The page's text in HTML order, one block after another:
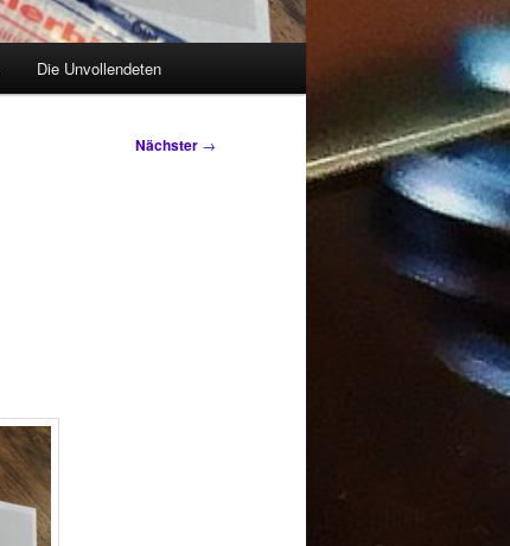
Die Unvollendeten
Nächster →